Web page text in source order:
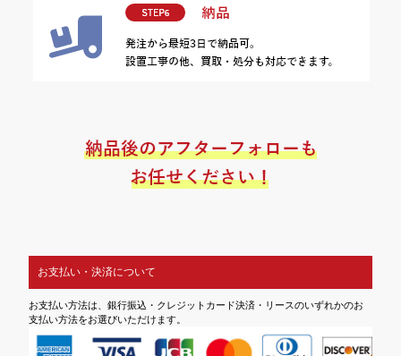
お支払い・決済について
お支払い方法は、銀行振込・クレジットカード決済・リースのいずれかのお
支払い方法をお選びいただけます。